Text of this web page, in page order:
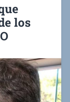
los